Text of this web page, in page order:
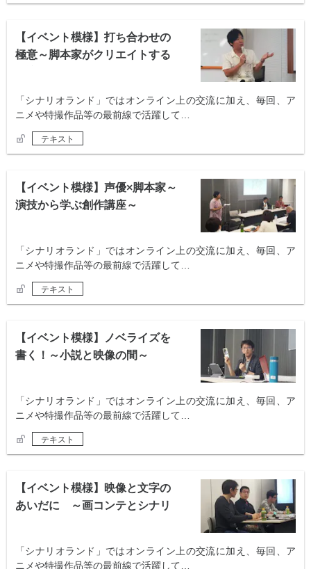
【イベント模様】打ち合わせの
極意～脚本家がクリエイトする
「シナリオランド」ではオンライン上の交流に加え、毎回、ア
ニメや特撮作品等の最前線で活躍して…
テキスト
【イベント模様】声優×脚本家～
演技から学ぶ創作講座～
「シナリオランド」ではオンライン上の交流に加え、毎回、ア
ニメや特撮作品等の最前線で活躍して…
テキスト
【イベント模様】ノベライズを
書く！～小説と映像の間～
「シナリオランド」ではオンライン上の交流に加え、毎回、ア
ニメや特撮作品等の最前線で活躍して…
テキスト
【イベント模様】映像と文字の
あいだに ～画コンテとシナリ
「シナリオランド」ではオンライン上の交流に加え、毎回、ア
ニメや特撮作品等の最前線で活躍して…